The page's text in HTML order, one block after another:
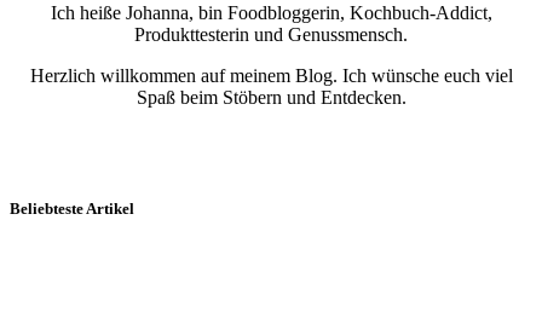
Ich heiße Johanna, bin Foodbloggerin, Kochbuch-Addict,
Produkttesterin und Genussmensch.
Herzlich willkommen auf meinem Blog. Ich wünsche euch viel
Spaß beim Stöbern und Entdecken.
Beliebteste Artikel